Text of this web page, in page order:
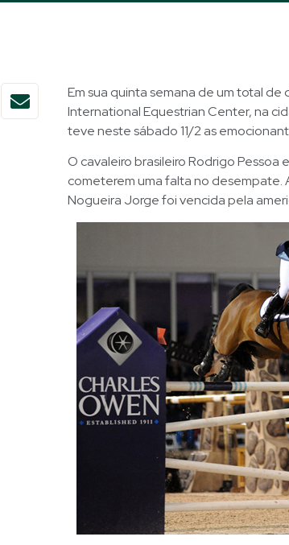
Em sua quinta semana de um total de
International Equestrian Center, na
teve neste sábado 11/2 as
O cavaleiro brasileiro Rodrigo Pessoa
cometerem uma falta no desempate.
Nogueira Jorge foi vencida pela